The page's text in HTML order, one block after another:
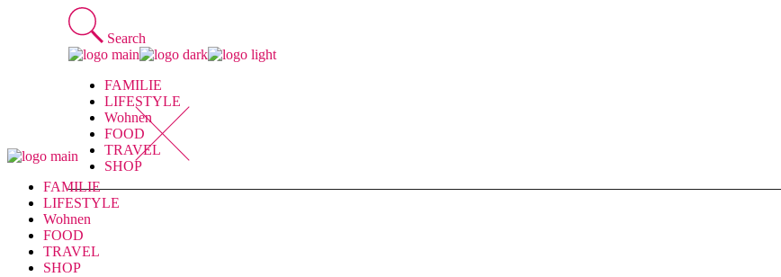
Search
FAMILIE
LIFESTYLE
Wohnen
FOOD
TRAVEL
SHOP
FAMILIE
LIFESTYLE
Wohnen
FOOD
TRAVEL
SHOP